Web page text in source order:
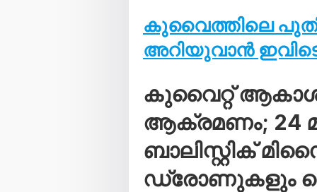
കുവൈത്തിലെ
അറിയുവാൻ
കുവൈറ്റ്
ആക്രമണം; 24
ബാലിസ്റ്റിക്
ഡ്രോണുകളും